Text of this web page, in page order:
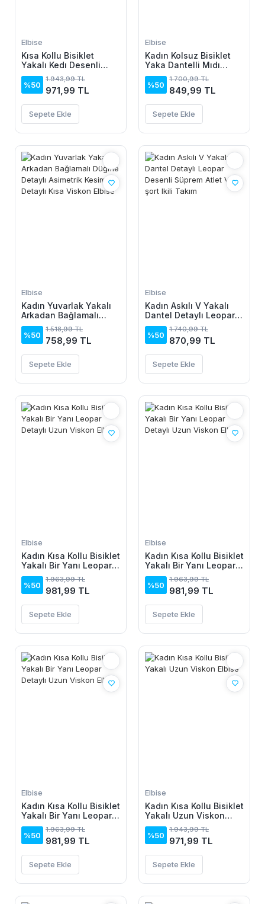
Elbise
Kısa Kollu Bisiklet
Yakalı Kedı Desenli
Midi Vıskon Elbise
%50
1.943,99 TL
971,99 TL
Sepete Ekle
Elbise
Kadın Kolsuz Bisiklet
Yaka Dantelli Mıdı
Janjan Krep Elbise
%50
1.700,99 TL
849,99 TL
Sepete Ekle
Elbise
Kadın Yuvarlak Yakalı
Arkadan Bağlamalı
Düğme Detaylı
Asimetrik Kesim Detaylı
Kısa Viskon Elbise
%50
1.518,99 TL
758,99 TL
Sepete Ekle
Elbise
Kadın Askılı V Yakalı
Dantel Detaylı Leopar
Desenli Süprem Atlet
Ve şort Ikili Takım
%50
1.740,99 TL
870,99 TL
Sepete Ekle
Elbise
Kadın Kısa Kollu Bisiklet
Yakalı Bir Yanı Leopar
Detaylı Uzun Viskon
Elbise
%50
1.963,99 TL
981,99 TL
Sepete Ekle
Elbise
Kadın Kısa Kollu Bisiklet
Yakalı Bir Yanı Leopar
Detaylı Uzun Viskon
Elbise
%50
1.963,99 TL
981,99 TL
Sepete Ekle
Elbise
Kadın Kısa Kollu Bisiklet
Yakalı Bir Yanı Leopar
Detaylı Uzun Viskon
Elbise
%50
1.963,99 TL
981,99 TL
Sepete Ekle
Elbise
Kadın Kısa Kollu Bisiklet
Yakalı Uzun Viskon
Elbise
%50
1.943,99 TL
971,99 TL
Sepete Ekle